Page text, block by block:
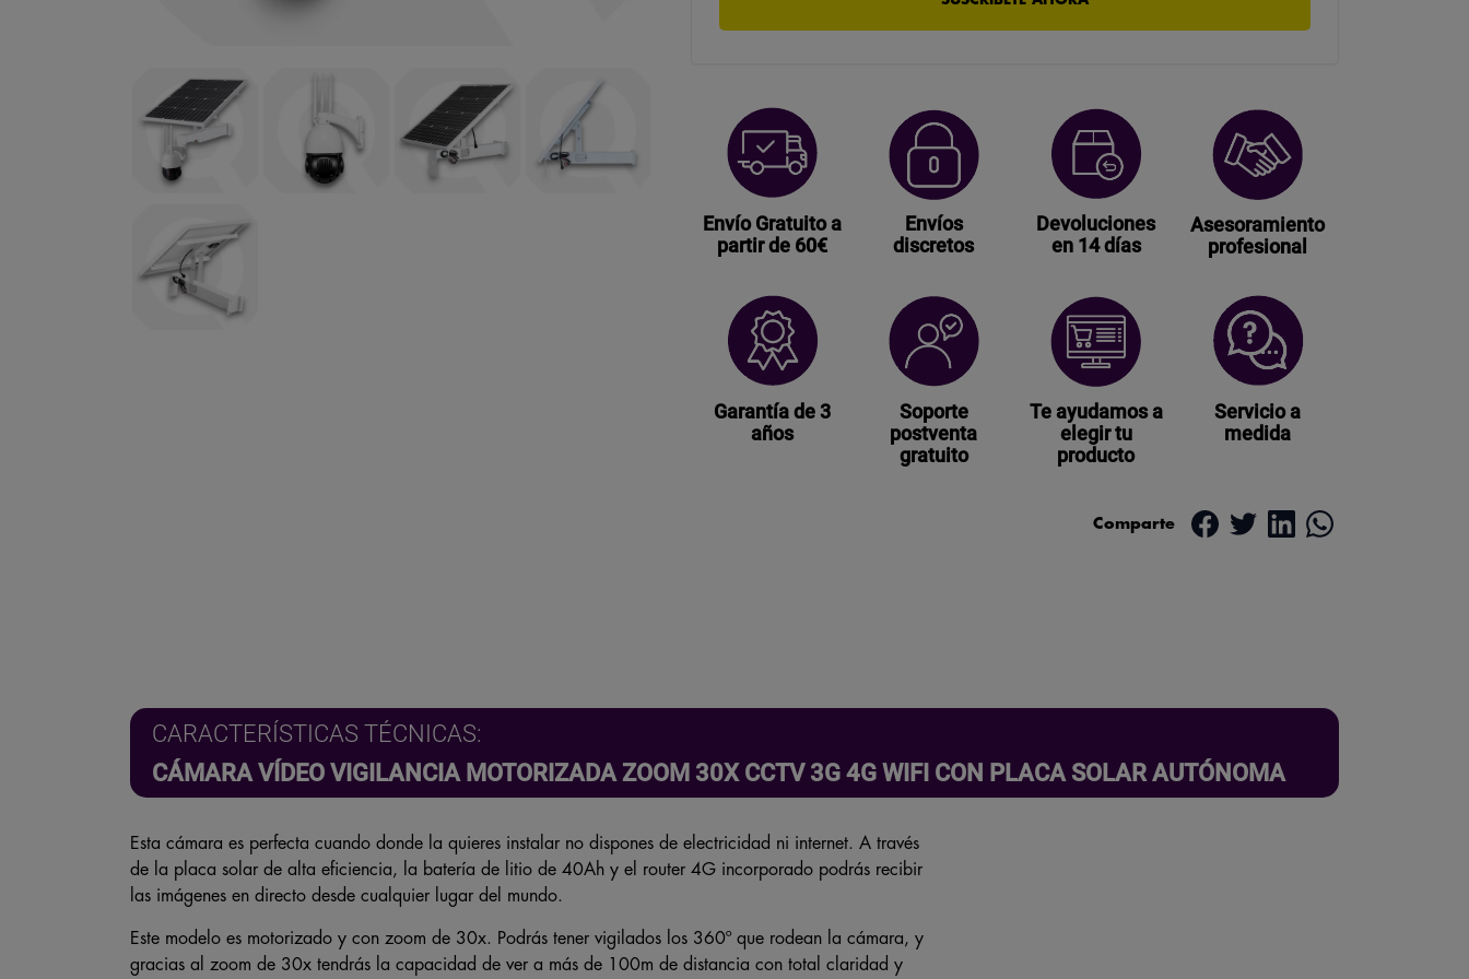
Envío Gratuito a
partir de 60€
Envíos
discretos
Devoluciones
en 14 días
Asesoramiento
profesional
Garantía de 3
años
Soporte
postventa
gratuito
Te ayudamos a
elegir tu
producto
Servicio a
medida
Comparte
CARACTERÍSTICAS TÉCNICAS:
CÁMARA VÍDEO VIGILANCIA MOTORIZADA ZOOM 30X CCTV 3G 4G WIFI CON PLACA SOLAR AUTÓNOMA
Esta cámara es perfecta cuando donde la quieres instalar no dispones de electricidad ni internet. A través
de la placa solar de alta eficiencia, la batería de litio de 40Ah y el router 4G incorporado podrás recibir
las imágenes en directo desde cualquier lugar del mundo.
Este modelo es motorizado y con zoom de 30x. Podrás tener vigilados los 360º que rodean la cámara, y
gracias al zoom de 30x tendrás la capacidad de ver a más de 100m de distancia con total claridad y